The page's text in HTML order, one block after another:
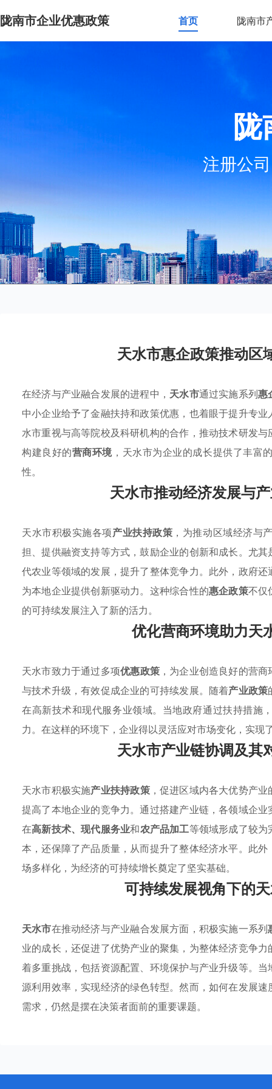
陇南市企业优惠政策 首页 陇南市
陇
注册公
天水市惠企政策推动区
在经济与产业融合发展的进程中， 天水市通过实施系列惠
中小企业给予了金融扶持和政策优惠，也着眼于提升专
水市重视与高等院校及科研机构的合作，推动技术研发
构建良好的营商环境 ，天水市为企业的成长提供了丰富
性。
天水市推动经济发展与
天水市积极实施各项产业扶持政策 ，为推动区域经济与
担、提供融资支持等方式，鼓励企业的创新和成长。尤其
代农业等领域的发展，提升了整体竞争力。此外，政府
为本地企业提供创新驱动力。这种综合性的惠企政策不仅
的可持续发展注入了新的活力。
优化营商环境助力天
天水市致力于通过多项优惠政策，为企业创造良好的营商
与技术升级，有效促成企业的可持续发展。随着产业政策
在高新技术和现代服务业领域。当地政府通过扶持措施
力。在这样的环境下，企业得以灵活应对市场变化，实现
天水市产业链协调及其
天水市积极实施产业扶持政策，促进区域内各大优势产
提高了本地企业的竞争力。通过搭建产业链，各领域企
在高新技术、现代服务业和农产品加工等领域形成了较
本，还保障了产品质量，从而提升了整体经济水平。此
场多样化，为经济的可持续增长奠定了坚实基础。
可持续发展视角下的
天水市在推动经济与产业融合发展方面，积极实施一系列
业的成长，还促进了优势产业的聚集，为整体经济竞争
着多重挑战，包括资源配置、环境保护与产业升级等。
源利用效率，实现经济的绿色转型。然而，如何在发展
需求，仍然是摆在决策者面前的重要课题。